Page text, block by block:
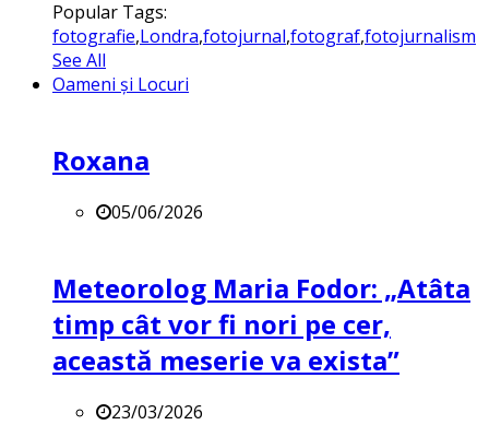
Popular Tags:
fotografie,Londra,fotojurnal,fotograf,fotojurnalism
See All
Oameni și Locuri
Roxana
05/06/2026
Meteorolog Maria Fodor: „Atâta
timp cât vor fi nori pe cer,
această meserie va exista”
23/03/2026